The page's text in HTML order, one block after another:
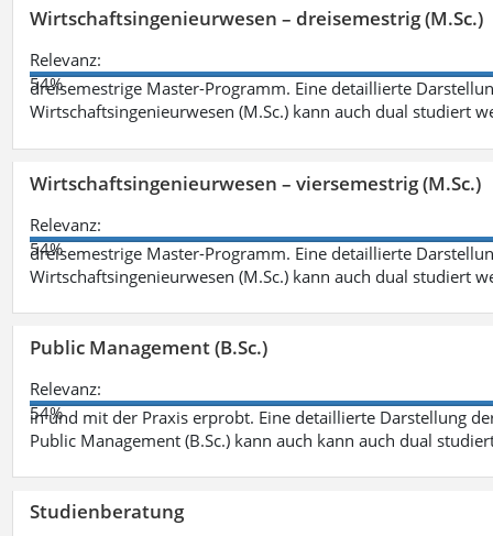
Wirtschaftsingenieurwesen – dreisemestrig (M.Sc.)
Relevanz:
54%
dreisemestrige Master-Programm. Eine detaillierte
Wirtschaftsingenieurwesen (M.Sc.) kann auch dual studiert
Wirtschaftsingenieurwesen – viersemestrig (M.Sc.)
Relevanz:
54%
dreisemestrige Master-Programm. Eine detaillierte
Wirtschaftsingenieurwesen (M.Sc.) kann auch dual studiert
Public Management (B.Sc.)
Relevanz:
54%
in und mit der Praxis erprobt. Eine detaillierte Darstellung
Public Management (B.Sc.) kann auch kann auch dual
Studienberatung